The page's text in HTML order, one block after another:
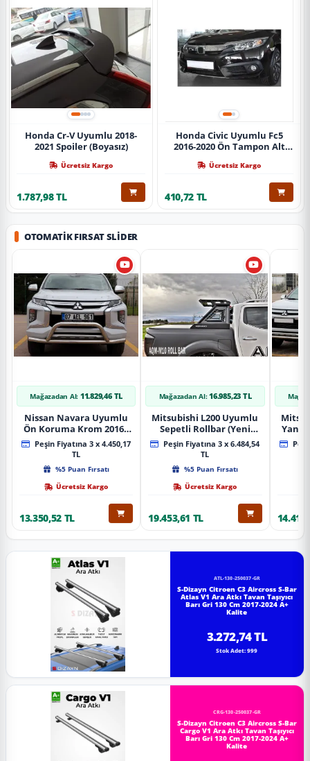
Honda Cr-V Uyumlu 2018-
2021 Spoiler (Boyasız)
Ücretsiz Kargo
1.787,98 TL
Honda Civic Uyumlu Fc5
2016-2020 Ön Tampon Alt
Ücretsiz Kargo
410,72 TL
OTOMATIK FIRSAT SLIDER
Mağazadan Al: 11.829,46 TL
Nissan Navara Uyumlu
Ön Koruma Krom 2016+
Pst14 Parça
Peşin Fiyatına 3 x 4.450,17
TL
%5 Puan Fırsatı
Ücretsiz Kargo
13.350,52 TL
Mağazadan Al: 16.985,23 TL
Mitsubishi L200 Uyumlu
Sepetli Rollbar (Yeni
Nesil Sepetli Roll Bar
Aqm-M10)
Peşin Fiyatına 3 x 6.484,54
TL
%5 Puan Fırsatı
Ücretsiz Kargo
19.453,61 TL
Yan
ATL-130-250037-GR
S-Dizayn Citroen C3 Aircross S-Bar
Atlas V1 Ara Atkı Tavan Taşıyıcı
Barı Gri 130 Cm 2017-2024 A+
Kalite
3.272,74 TL
Stok Adet: 999
CRG-130-250037-GR
S-Dizayn Citroen C3 Aircross S-Bar
Cargo V1 Ara Atkı Tavan Taşıyıcı
Barı Gri 130 Cm 2017-2024 A+
Kalite